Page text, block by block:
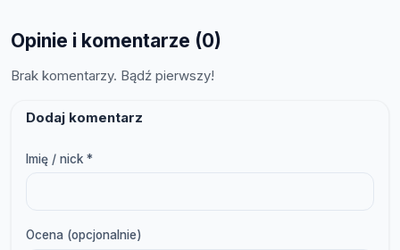
Opinie i komentarze (0)
Brak komentarzy. Bądź pierwszy!
Dodaj komentarz
Imię / nick *
Ocena (opcjonalnie)